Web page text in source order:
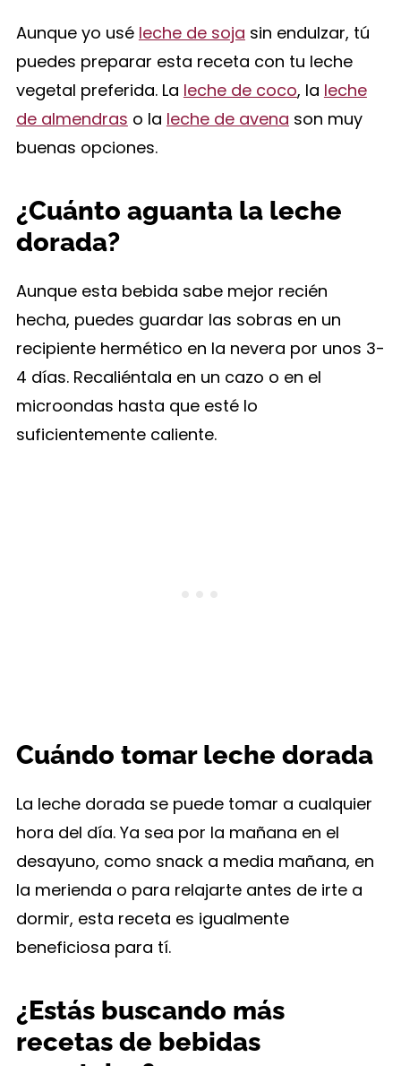
Aunque yo usé leche de soja sin endulzar, tú
puedes preparar esta receta con tu leche
vegetal preferida. La leche de coco, la leche
de almendras o la leche de avena son muy
buenas opciones.
¿Cuánto aguanta la leche
dorada?
Aunque esta bebida sabe mejor recién
hecha, puedes guardar las sobras en un
recipiente hermético en la nevera por unos 3-
4 días. Recaliéntala en un cazo o en el
microondas hasta que esté lo
suficientemente caliente.
Cuándo tomar leche dorada
La leche dorada se puede tomar a cualquier
hora del día. Ya sea por la mañana en el
desayuno, como snack a media mañana, en
la merienda o para relajarte antes de irte a
dormir, esta receta es igualmente
beneficiosa para tí.
¿Estás buscando más
recetas de bebidas